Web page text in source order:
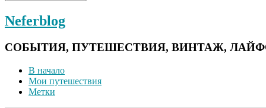
Neferblog
СОБЫТИЯ, ПУТЕШЕСТВИЯ, ВИНТАЖ,
В начало
Мои путешествия
Метки